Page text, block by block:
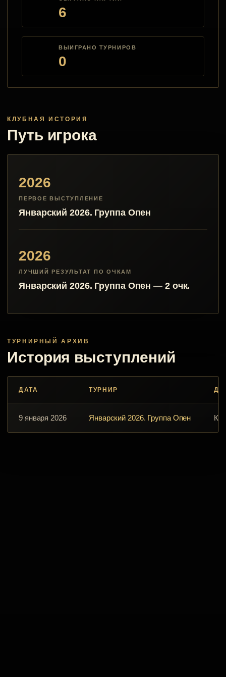
6
ВЫИГРАНО ТУРНИРОВ
0
КЛУБНАЯ ИСТОРИЯ
Путь игрока
2026
ПЕРВОЕ ВЫСТУПЛЕНИЕ
Январский 2026. Группа Опен
2026
ЛУЧШИЙ РЕЗУЛЬТАТ ПО ОЧКАМ
Январский 2026. Группа Опен — 2 очк.
ТУРНИРНЫЙ АРХИВ
История выступлений
ДАТА ТУРНИР
9 января 2026 Январский 2026. Группа Опен